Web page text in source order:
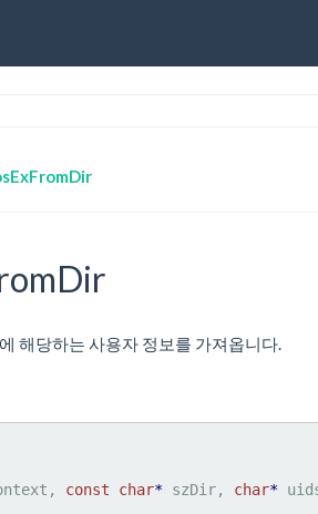
해당하는 사용자 정보를 가져옵니다.
const char* szDir, char*